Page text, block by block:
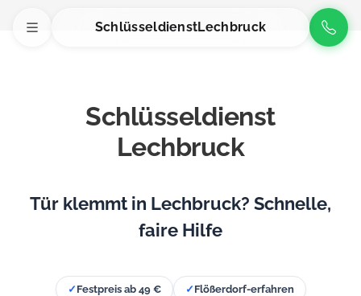
SchlüsseldienstLechbruck
Schlüsseldienst
Lechbruck
Tür klemmt in Lechbruck? Schnelle,
faire Hilfe
✓ Festpreis ab 49 € ✓ Flößerdorf-erfahren